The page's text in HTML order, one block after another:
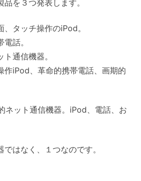
を３つ発表します。
タッチ操作のiPod。
話。
通信機器。
iPod、革命的携帯電話、画期的
ット通信機器。iPod、電話、お
はなく、１つなのです。